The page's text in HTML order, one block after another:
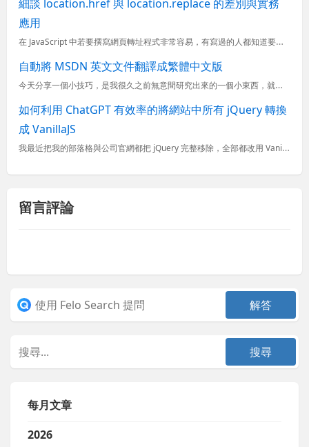
細談 location.href 與 location.replace 的差別與實務
應用
在 JavaScript 中若要撰寫網頁轉址程式非常容易，有寫過的人都知道要用 location.href 屬性，而另外還有一個 location.replace 可用，功能差不多，但在實務上應用是有...
自動將 MSDN 英文文件翻譯成繁體中文版
今天分享一個小技巧，是我很久之前無意間研究出來的一個小東西，就是在 IE 上面安裝一個小按鈕，按下去就可以將在 MSDN 上面英文的文件立即變成「中文版」的功能。
如何利用 ChatGPT 有效率的將網站中所有 jQuery 轉換
成 VanillaJS
我最近把我的部落格與公司官網都把 jQuery 完整移除，全部都改用 VanillaJS 來實現原本的功能，原本以為網站會需要改很多地方，但實際動手下去實現之後才發現其實也沒那麼難，只要你有強大的工具
留言評論
每月文章
2026